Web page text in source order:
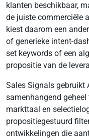
klanten beschikbaar,
de juiste commerciële
kiest daarom een
of generieke intent-
set keywords of een
propositie van de
Sales Signals gebruikt
samenhangend
markttaal en
propositiegestuurd
ontwikkelingen die